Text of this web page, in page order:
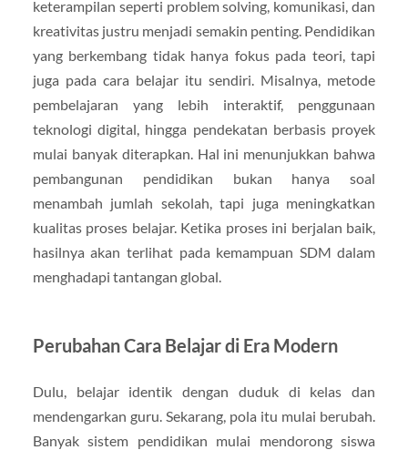
keterampilan seperti problem solving, komunikasi, dan
kreativitas justru menjadi semakin penting. Pendidikan
yang berkembang tidak hanya fokus pada teori, tapi
juga pada cara belajar itu sendiri. Misalnya, metode
pembelajaran yang lebih interaktif, penggunaan
teknologi digital, hingga pendekatan berbasis proyek
mulai banyak diterapkan. Hal ini menunjukkan bahwa
pembangunan pendidikan bukan hanya soal
menambah jumlah sekolah, tapi juga meningkatkan
kualitas proses belajar. Ketika proses ini berjalan baik,
hasilnya akan terlihat pada kemampuan SDM dalam
menghadapi tantangan global.
Perubahan Cara Belajar di Era Modern
Dulu, belajar identik dengan duduk di kelas dan
mendengarkan guru. Sekarang, pola itu mulai berubah.
Banyak sistem pendidikan mulai mendorong siswa